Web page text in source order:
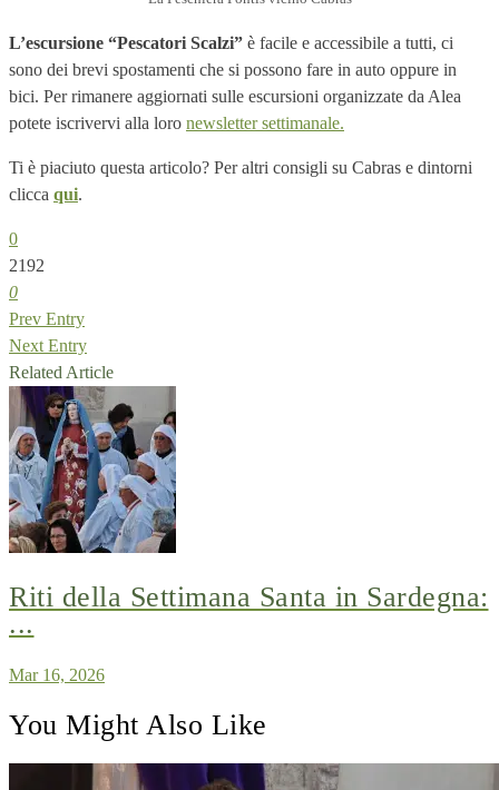
L’escursione “Pescatori Scalzi” è facile e accessibile a tutti, ci
sono dei brevi spostamenti che si possono fare in auto oppure in
bici. Per rimanere aggiornati sulle escursioni organizzate da Alea
potete iscrivervi alla loro newsletter settimanale.
Ti è piaciuto questa articolo? Per altri consigli su Cabras e dintorni
clicca qui.
0
2192
0
Prev Entry
Next Entry
Related Article
Riti della Settimana Santa in Sardegna:
...
Mar 16, 2026
You Might Also Like